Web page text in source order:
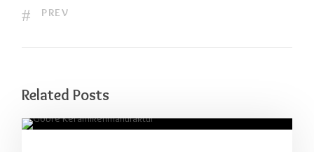
PREV
Related Posts